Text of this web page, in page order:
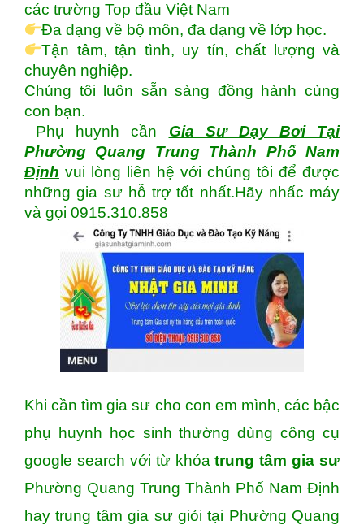
các trường Top đầu Việt Nam
Đa dạng về bộ môn, đa dạng về lớp học.
Tận tâm, tận tình, uy tín, chất lượng và
chuyên nghiệp.
Chúng tôi luôn sẵn sàng đồng hành cùng
con bạn.
Phụ huynh cần Gia Sư Dạy Bơi Tại
Phường Quang Trung Thành Phố Nam
Định vui lòng liên hệ với chúng tôi để được
những gia sư hỗ trợ tốt nhất.Hãy nhấc máy
và gọi 0915.310.858
Khi cần tìm gia sư cho con em mình, các bậc
phụ huynh học sinh thường dùng công cụ
google search với từ khóatrung tâm gia sư
Phường Quang Trung Thành Phố Nam Định
hay trung tâm gia sư giỏi tại Phường Quang